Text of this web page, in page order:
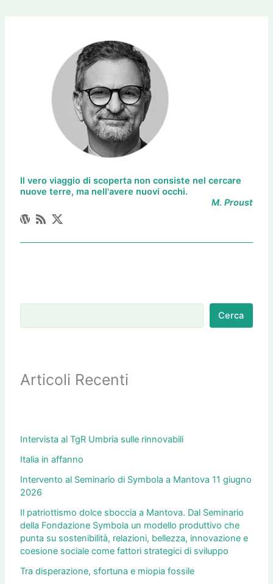
Il vero viaggio di scoperta non consiste nel cercare
nuove terre, ma nell'avere nuovi occhi.
M. Proust
Cerca
Articoli Recenti
Intervista al TgR Umbria sulle rinnovabili
Italia in affanno
Intervento al Seminario di Symbola a Mantova 11 giugno
2026
Il patriottismo dolce sboccia a Mantova. Dal Seminario
della Fondazione Symbola un modello produttivo che
punta su sostenibilità, relazioni, bellezza, innovazione e
coesione sociale come fattori strategici di sviluppo
Tra disperazione, sfortuna e miopia fossile